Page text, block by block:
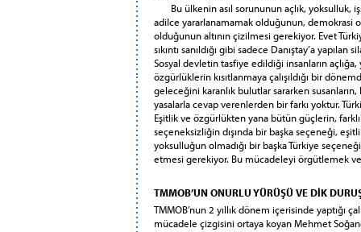
Bu ülkenin asıl sorununun açlık, yoksulluk,
adilce yararlanamamak olduğunun, demokrasi
olduğunun altının çizilmesi gerekiyor. Evet
sıkıntı sanıldığı gibi sadece Danıştay’a yapılan
Sosyal devletin tasfiye edildiği insanların
özgürlüklerin kısıtlanmaya çalışıldığı bir
geleceğini karanlık bulutlar sararken susanların,
yasalarla cevap verenlerden bir farkı yoktur.
Eşitlik ve özgürlükten yana bütün güçlerin,
seçeneksizliğin dışında bir başka seçeneği,
yoksulluğun olmadığı bir başka Türkiye
etmesi gerekiyor. Bu mücadeleyi örgütlemek
TMMOB’UN ONURLU YÜRÜŞÜ VE DİK
TMMOB’nun 2 yıllık dönem içerisinde yaptığı
mücadele çizgisini ortaya koyan Mehmet